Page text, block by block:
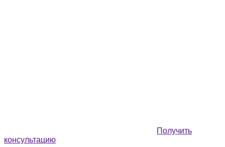
Получить
консультацию